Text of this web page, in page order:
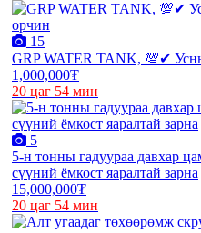
15
GRP WATER TANK, 💯✔
1,000,000₮
20 цаг 54 мин
5
5-н тонны гадуураа давхар
сүүний ёмкост яаралтай зарна
15,000,000₮
20 цаг 54 мин